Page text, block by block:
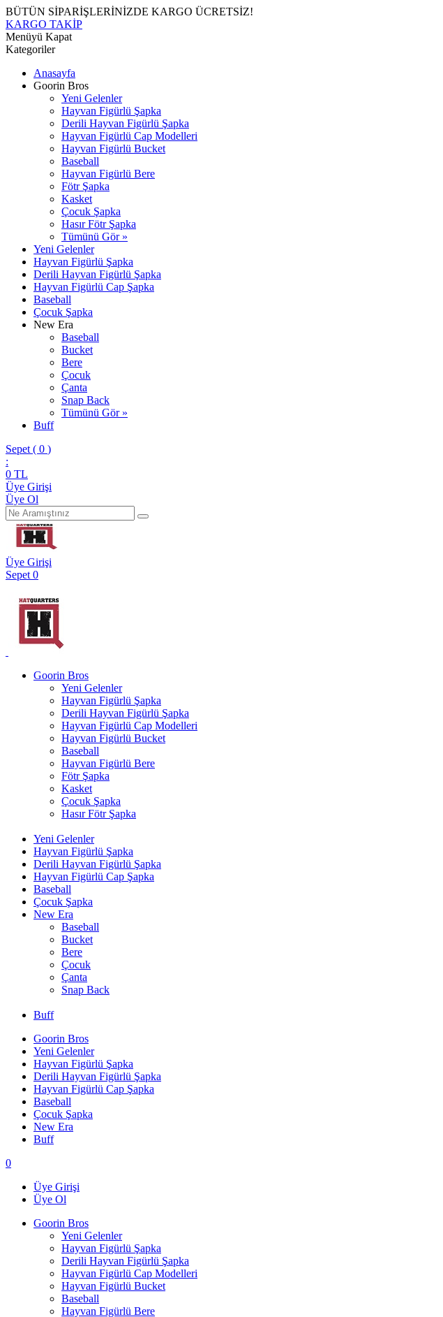
BÜTÜN SİPARİŞLERİNİZDE KARGO ÜCRETSİZ!
KARGO TAKİP
Menüyü Kapat
Kategoriler
Anasayfa
Goorin Bros
Yeni Gelenler
Hayvan Figürlü Şapka
Derili Hayvan Figürlü Şapka
Hayvan Figürlü Cap Modelleri
Hayvan Figürlü Bucket
Baseball
Hayvan Figürlü Bere
Fötr Şapka
Kasket
Çocuk Şapka
Hasır Fötr Şapka
Tümünü Gör »
Yeni Gelenler
Hayvan Figürlü Şapka
Derili Hayvan Figürlü Şapka
Hayvan Figürlü Cap Şapka
Baseball
Çocuk Şapka
New Era
Baseball
Bucket
Bere
Çocuk
Çanta
Snap Back
Tümünü Gör »
Buff
Sepet ( 0 )
:
0 TL
Üye Girişi
Üye Ol
Üye Girişi
Sepet 0
Goorin Bros
Yeni Gelenler
Hayvan Figürlü Şapka
Derili Hayvan Figürlü Şapka
Hayvan Figürlü Cap Modelleri
Hayvan Figürlü Bucket
Baseball
Hayvan Figürlü Bere
Fötr Şapka
Kasket
Çocuk Şapka
Hasır Fötr Şapka
Yeni Gelenler
Hayvan Figürlü Şapka
Derili Hayvan Figürlü Şapka
Hayvan Figürlü Cap Şapka
Baseball
Çocuk Şapka
New Era
Baseball
Bucket
Bere
Çocuk
Çanta
Snap Back
Buff
Goorin Bros
Yeni Gelenler
Hayvan Figürlü Şapka
Derili Hayvan Figürlü Şapka
Hayvan Figürlü Cap Şapka
Baseball
Çocuk Şapka
New Era
Buff
0
Üye Girişi
Üye Ol
Goorin Bros
Yeni Gelenler
Hayvan Figürlü Şapka
Derili Hayvan Figürlü Şapka
Hayvan Figürlü Cap Modelleri
Hayvan Figürlü Bucket
Baseball
Hayvan Figürlü Bere